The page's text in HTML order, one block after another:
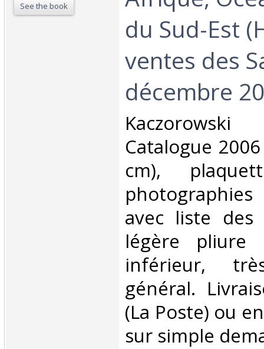
See the book
du Sud-Est
ventes des
décembre
Catalogue
cm),
avec liste
légère
inférieur,
général.
(La Poste) ou
sur simple